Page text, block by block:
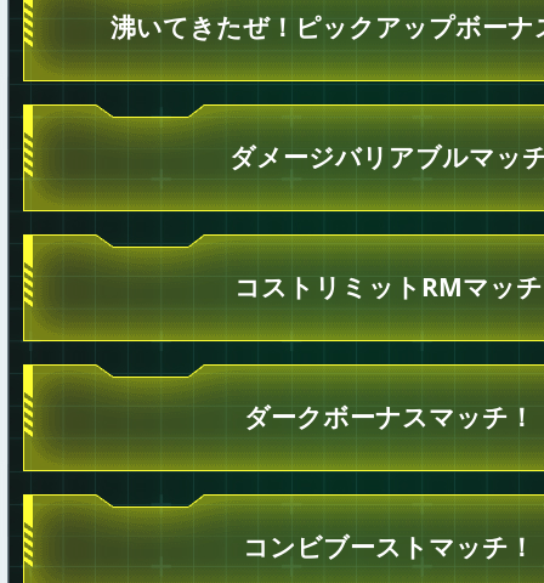
沸いてきたぜ！ピックアップボーナ
ダメージバリアブルマッ
コストリミットRMマッチ
ダークボーナスマッチ！
コンビブーストマッチ！